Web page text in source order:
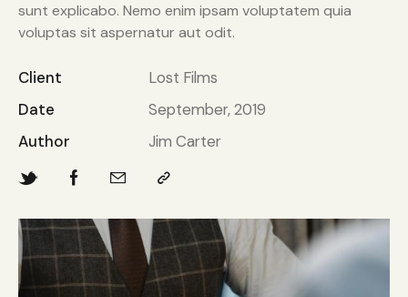
sunt explicabo. Nemo enim ipsam voluptatem quia
voluptas sit aspernatur aut odit.
Client
Lost Films
Date
September, 2019
Author
Jim Carter